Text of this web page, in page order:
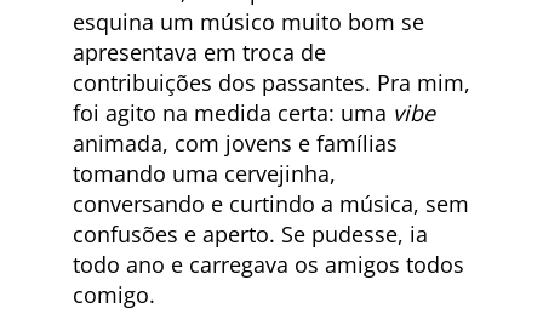
esquina um músico muito bom se
apresentava em troca de
contribuições dos passantes. Pra mim,
foi agito na medida certa: uma vibe
animada, com jovens e famílias
tomando uma cervejinha,
conversando e curtindo a música, sem
confusões e aperto. Se pudesse, ia
todo ano e carregava os amigos todos
comigo.